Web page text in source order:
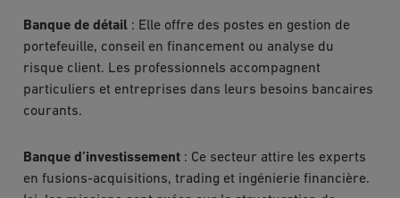
Banque de détail : Elle offre des postes en gestion de
portefeuille, conseil en financement ou analyse du
risque client. Les professionnels accompagnent
particuliers et entreprises dans leurs besoins bancaires
courants.
Banque d’investissement : Ce secteur attire les experts
en fusions-acquisitions, trading et ingénierie financière.